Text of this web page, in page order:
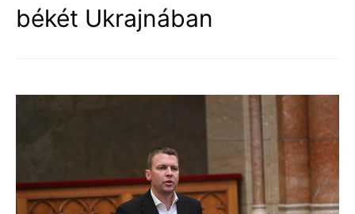
békét Ukrajnában